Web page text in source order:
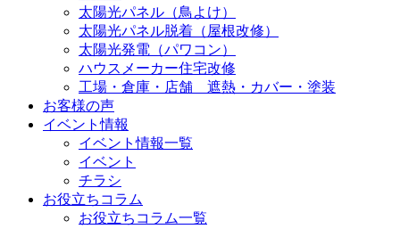
太陽光パネル（鳥よけ）
太陽光パネル脱着（屋根改修）
太陽光発電（パワコン）
ハウスメーカー住宅改修
工場・倉庫・店舗 遮熱・カバー・塗装
お客様の声
イベント情報
イベント情報一覧
イベント
チラシ
お役立ちコラム
お役立ちコラム一覧